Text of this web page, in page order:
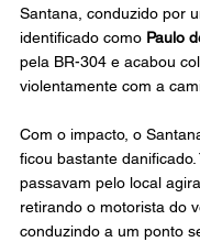
Santana, conduzido por
identificado como Paulo
pela BR-304 e acabou
violentamente com a
Com o impacto, o
ficou bastante
passavam pelo local
retirando o motorista do
conduzindo a um ponto